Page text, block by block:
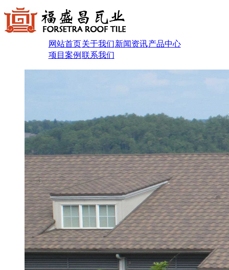
网站首页关于我们新闻资讯产品中心
项目案例 联系我们